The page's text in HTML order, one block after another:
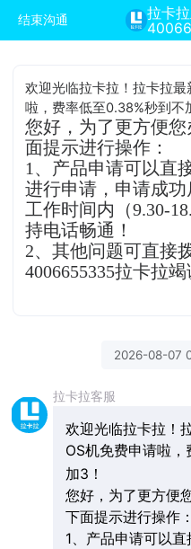
结束沟通
拉卡
欢迎光临拉卡拉！拉卡拉
啦，费率低至0.38%秒到不
您好，为了更方便
面提示进行操作：
1、产品申请可以直
进行申请，申请成
工作时间内（9.30-
持电话畅通！
2、其他问题可直接
4006655335拉卡拉竭
2026-08-07
拉卡拉客服
欢迎光临拉卡拉！
OS机免费申请啦
加3！
您好，为了更方便
下面提示进行操作：
1、产品申请可以直